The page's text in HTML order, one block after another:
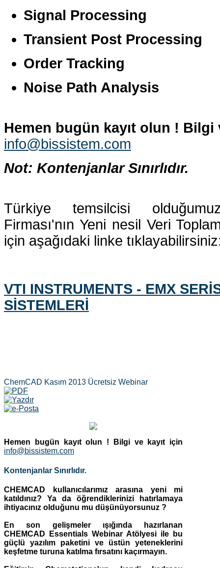
Signal Processing
Transient Post Processing
Order Tracking
Noise Path Analysis
Hemen bugün kayıt olun ! Bilgi
info@bissistem.com
Not: Kontenjanlar Sınırlıdır.
Türkiye temsilcisi
Firması'nın Yeni nesil Veri
için aşağıdaki linke
VTI INSTRUMENTS - EMX
SİSTEMLERİ
ChemCAD Kasım 2013 Ücretsiz Webinar
Hemen bugün kayıt olun !
Bilgi ve kayıt için
info@bissistem.com
Kontenjanlar Sınırlıdır.
CHEMCAD kullanıcılarımız arasına yeni mi
katıldınız? Ya da öğrendiklerinizi hatırlamaya
ihtiyacınız olduğunu mu düşünüyorsunuz ?
En son gelişmeler ışığında hazırlanan
CHEMCAD Essentials Webinar Atölyesi ile bu
güçlü yazılım paketini ve üstün yeteneklerini
keşfetme turuna katılma fırsatını kaçırmayın.